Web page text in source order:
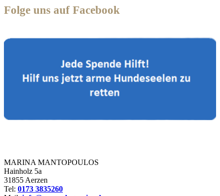
Folge uns auf Facebook
MARINA MANTOPOULOS
Hainholz 5a
31855 Aerzen
Tel: 0173 3835260